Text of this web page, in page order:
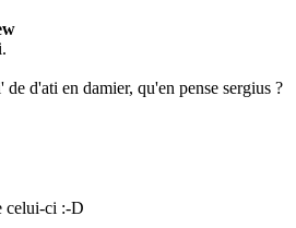
de d'ati en damier, qu'en pense sergius ?
celui-ci :-D